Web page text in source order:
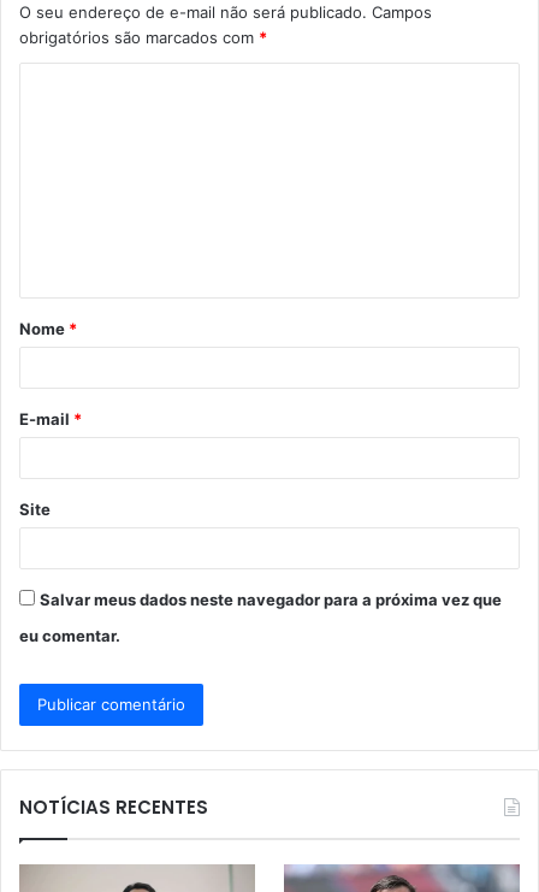
O seu endereço de e-mail não será publicado. Campos
obrigatórios são marcados com *
á
r
*
Nome *
E-mail *
Site
Salvar meus dados neste navegador para a próxima vez que
eu comentar.
NOTÍCIAS RECENTES